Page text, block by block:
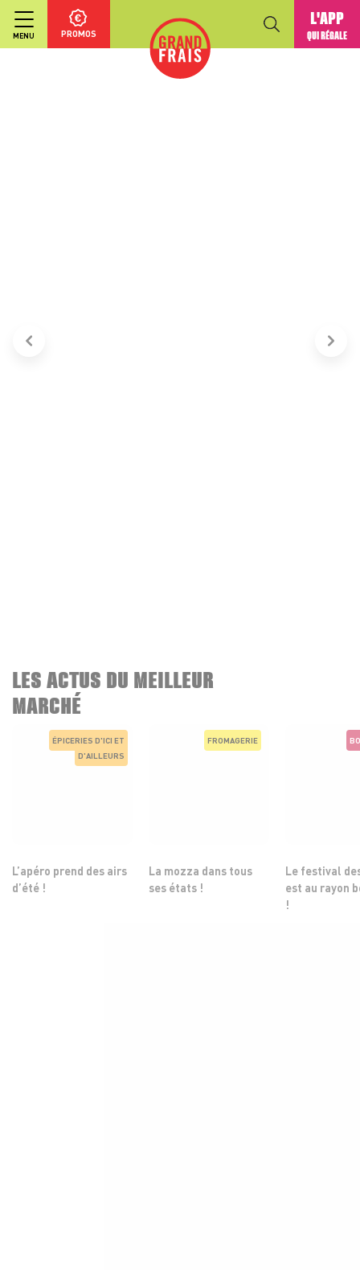
MENU PROMOS
L'APP
QUI RÉGALE
LES ACTUS DU MEILLEUR
MARCHÉ
ÉPICERIES D'ICI ET
D'AILLEURS
L’apéro prend des airs
d’été !
FROMAGERIE
La mozza dans tous
ses états !
Le festival
est au rayon
!